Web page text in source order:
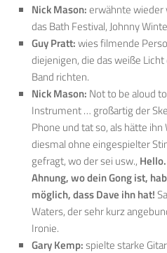
Nick Mason:erwähnte wieder
das Bath Festival, Johnny
Guy Pratt:wies filmende
diejenigen, die das weiße
Band richten.
Nick Mason: Not to be aloud
Instrument … großartig der
Phone und tat so, als hätte
diesmal ohne eingespielter
gefragt, wo der sei usw.,
Ahnung, wo dein Gong ist,
möglich, dass Dave ihn hat!
Waters, der sehr kurz
Ironie.
Gary Kemp:spielte starke